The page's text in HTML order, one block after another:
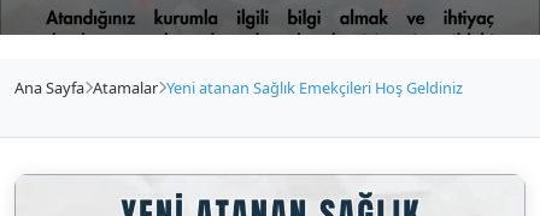
Ana Sayfa Atamalar Yeni atanan Sağlık Emekçileri Hoş Geldiniz